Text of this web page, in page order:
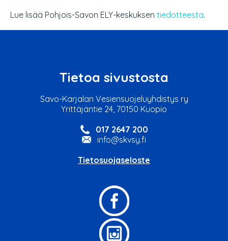
Lue lisää Pohjois-Savon ELY-keskuksen tiedotteesta.
Tietoa sivustosta
Savo-Karjalan Vesiensuojeluyhdistys ry
Yrittäjäntie 24, 70150 Kuopio
017 2647 200
info@skvsy.fi
Tietosuojaseloste